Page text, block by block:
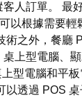
人訂單。 最
以根據需要輕
術之外，餐廳
上型電腦、
型電腦和平
以透過 POS